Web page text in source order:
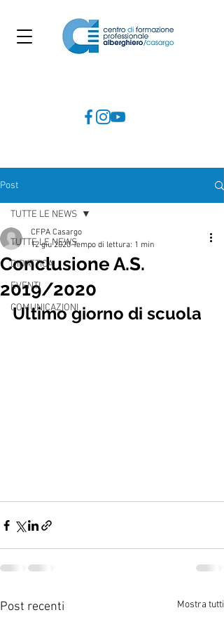
Post
TUTTE LE NEWS
DIDATTICA
EVENTI
COMUNICAZIONI
TUTTE LE NEWS
Conclusione A.S.
2019/2020
CFPA Casargo
12 giu 2020 Tempo di lettura: 1 min
Ultimo giorno di scuola
Post recenti Mostra tutti